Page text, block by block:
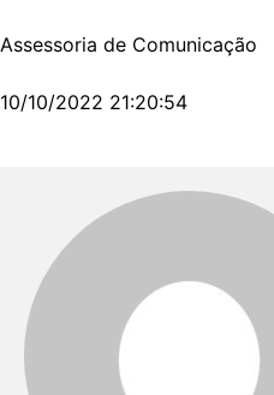
Assessoria de Comunicação
10/10/2022 21:20:54